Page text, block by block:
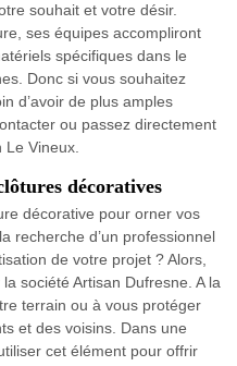
souhait et votre désir.
ses équipes accompliront
spécifiques dans le
Donc si vous souhaitez
d’avoir de plus amples
ou passez directement
Le Vineux.
décoratives
décorative pour orner vos
recherche d’un professionnel
de votre projet ? Alors,
société Artisan Dufresne. A la
terrain ou à vous protéger
et des voisins. Dans une
cet élément pour offrir